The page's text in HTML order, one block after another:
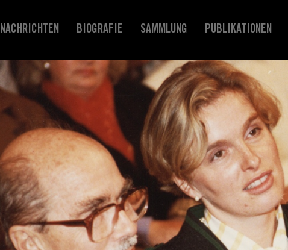
NACHRICHTEN BIOGRAFIE SAMMLUNG PUBLIKATIONEN